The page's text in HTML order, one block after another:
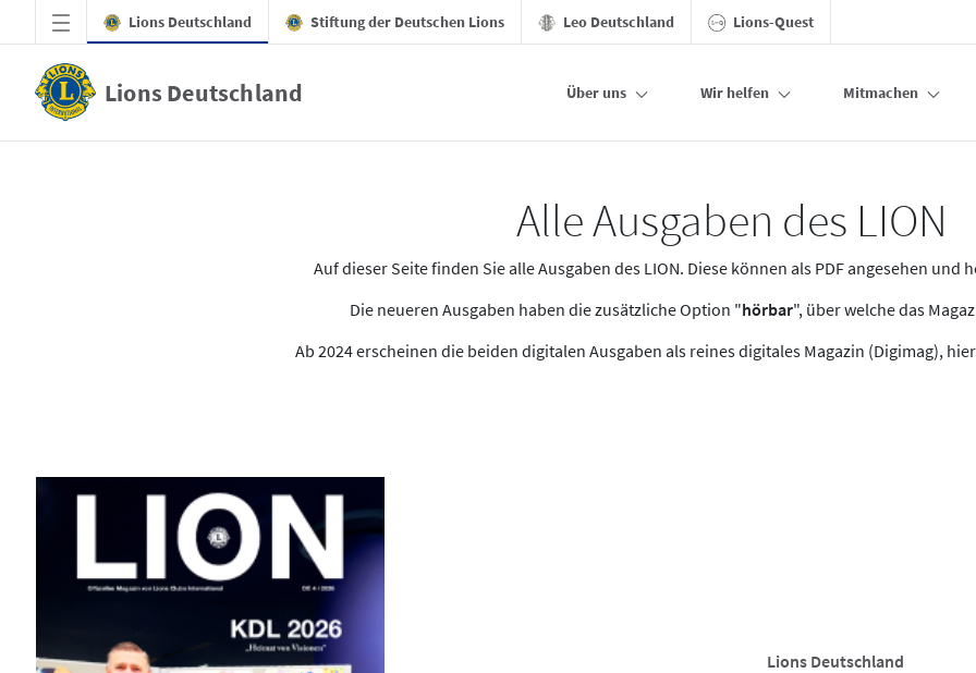
Zum Hauptinhalt springen
Lions Deutschland Stiftung der Deutschen Lions Leo Deutschland Lions-Quest
Lions Deutschland Über uns Wir helfen Mitmachen
Alle Ausgaben des LION
Auf dieser Seite finden Sie alle Ausgaben des LION. Diese können als PDF angesehen und
Die neueren Ausgaben haben die zusätzliche Option "hörbar", über welche das
Ab 2024 erscheinen die beiden digitalen Ausgaben als reines digitales Magazin (Digimag),
Lions Deutschland